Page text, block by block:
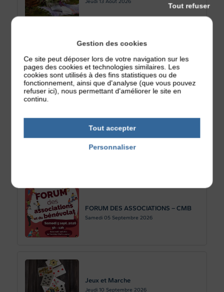
Sanglier à la broche
Samedi 29 Août 2026
Café numérique : savoir détecter les
fausses informations sur internet
Jeudi 03 Septembre 2026
FORUM DES ASSOCIATIONS – CMB
Samedi 05 Septembre 2026
Jeux et Marche
Jeudi 10 Septembre 2026
Gestion des cookies
Ce site peut déposer lors de votre navigation sur les
pages des cookies et technologies similaires. Les
cookies sont utilisés à des fins statistiques ou de
fonctionnement, ainsi que d'analyse (que vous pouvez
refuser ici), nous permettant d'améliorer le site en
continu.
Tout accepter
Tout refuser
Personnaliser